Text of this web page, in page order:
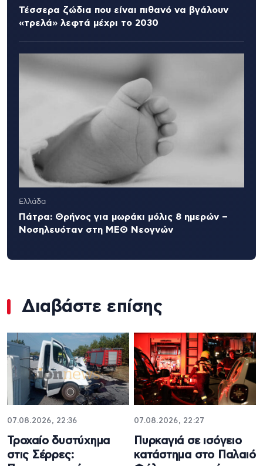
Τέσσερα ζώδια που είναι πιθανό να βγάλουν
«τρελά» λεφτά μέχρι το 2030
Ελλάδα
Πάτρα: Θρήνος για μωράκι μόλις 8 ημερών –
Νοσηλευόταν στη ΜΕΘ Νεογνών
Διαβάστε επίσης
07.08.2026, 22:36
Τροχαίο δυστύχημα
στις Σέρρες:
07.08.2026, 22:27
Πυρκαγιά σε ισόγειο
κατάστημα στο Παλαιό